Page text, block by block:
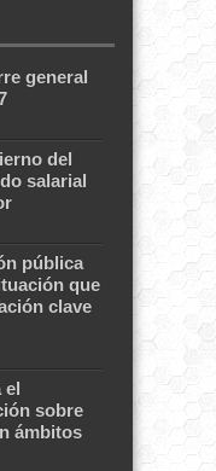
general
del
salarial
pública
que
clave
el
sobre
ámbitos